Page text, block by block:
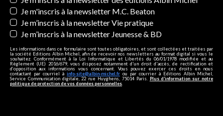
Je m'inscris à la newsletter M.C. Beaton
Je m’inscris à la newsletter Vie pratique
Je m’inscris à la newsletter Jeunesse & BD
Les informations dans ce formulaire sont toutes obligatoires, et sont collectées et traitées par
la société Editions Albin Michel, afin de recevoir nos newsletters au format digital si vous le
souhaitez. Conformément à la Loi Informatique et Libertés du 06/01/1978 modifiée et au
Règlement (UE) 2016/679, vous disposez notamment d'un droit d'accès, de rectification et
d’opposition aux informations vous concernant. Vous pouvez exercer ces droits en nous
contactant par courriel à info-site@albin-michel.fr ou par courrier à Editions Albin Michel,
Service Communication digitale, 22 rue Huyghens, 75014 Paris. Plus d’information sur notre
politique de protection de vos données personnelles